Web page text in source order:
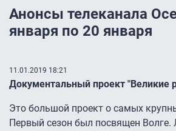
Анонсы телеканала
января по 20 января
11.01.2019 18:21
Документальный проект "Великие
Это большой проект о самых
Первый сезон был посвящен Волге.